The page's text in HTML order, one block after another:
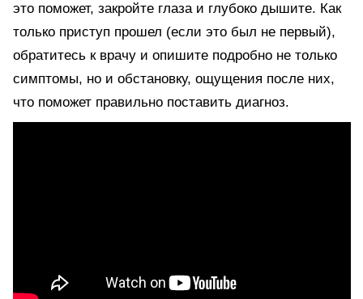
это поможет, закройте глаза и глубоко дышите. Как
только приступ прошел (если это был не первый),
обратитесь к врачу и опишите подробно не только
симптомы, но и обстановку, ощущения после них,
что поможет правильно поставить диагноз.